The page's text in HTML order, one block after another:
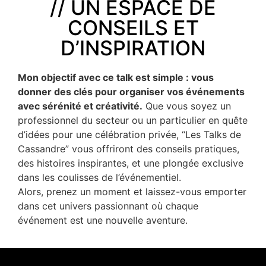
// UN ESPACE DE
CONSEILS ET
D’INSPIRATION
Mon objectif avec ce talk est simple : vous
donner des clés pour organiser vos événements
avec sérénité et créativité. Que vous soyez un
professionnel du secteur ou un particulier en quête
d’idées pour une célébration privée, “Les Talks de
Cassandre” vous offriront des conseils pratiques,
des histoires inspirantes, et une plongée exclusive
dans les coulisses de l’événementiel.
Alors, prenez un moment et laissez-vous emporter
dans cet univers passionnant où chaque
événement est une nouvelle aventure.